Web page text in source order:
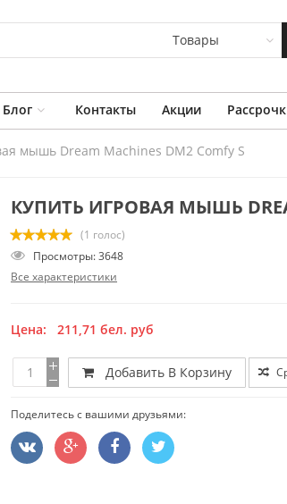
Товары
Блог Контакты Акции
мышь Dream Machines DM2 Comfy S
КУПИТЬ ИГРОВАЯ МЫШЬ
(1 голос)
Просмотры: 3648
Все характеристики
Цена: 211,71 бел. руб
Добавить В Корзину
Поделитесь с вашими друзьями: